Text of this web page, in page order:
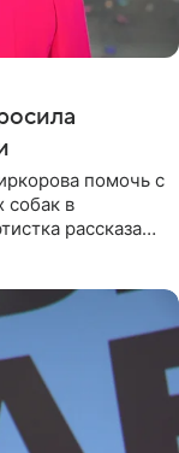
помочь с
собак в
рассказала